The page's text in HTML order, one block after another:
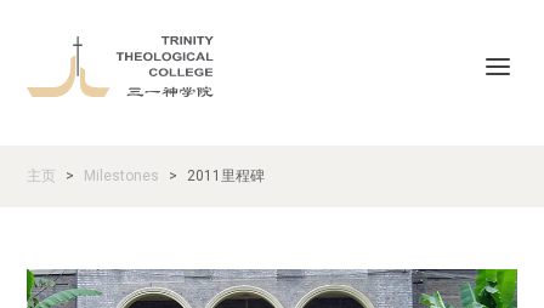
主页 > Milestones > 2011里程碑